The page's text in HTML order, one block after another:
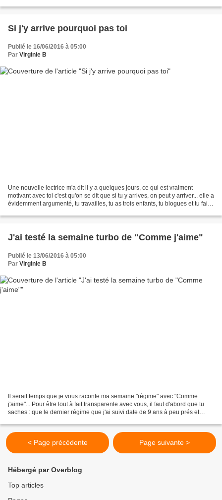
Si j'y arrive pourquoi pas toi
Publié le 16/06/2016 à 05:00
Par Virginie B
Une nouvelle lectrice m'a dit il y a quelques jours, ce qui est vraiment
motivant avec toi c'est qu'on se dit que si tu y arrives, on peut y arriver... elle a
évidemment argumenté, tu travailles, tu as trois enfants, tu blogues et tu fais
J'ai testé la semaine turbo de "Comme j'aime"
Publié le 13/06/2016 à 05:00
Par Virginie B
Il serait temps que je vous raconte ma semaine "régime" avec "Comme
j'aime"... Pour être tout à fait transparente avec vous, il faut d'abord que tu
saches : que le dernier régime que j'ai suivi date de 9 ans à peu prés et
< Page précédente Page suivante >
Hébergé par Overblog
Top articles